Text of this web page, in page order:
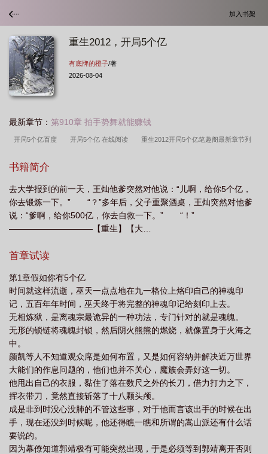
加入书架
重生2012，开局5个亿
有底牌的橙子/著
2026-08-04
最新章节： 第910章 拍手势舞就能赚钱
开局5个亿百度 开局5个亿 在线阅读 重生2012开局5个亿笔趣阁最新章节列
亿免费阅读
底牌的橙子 开局5个亿txt 重生2012开局5个亿无防盗 开局5个亿 最新章节
无弹窗 重生2012开局5个亿无错字版 重生2012 开局5个亿 最新章节 无弹窗
开局5个亿在线阅读 开局5个亿作者有底牌的橙
文 重生2012开局5个亿txt
趣阁 重生2012开局5个亿
书籍简介
去大学报到的前一天，王灿他爹突然对他说：“儿啊，给你5个亿，
你去锻炼一下。” “？”多年后，父子重聚酒桌，王灿突然对他爹
说：“爹啊，给你500亿，你去自救一下。” “！”
——————————【重生】【大…
首章试读
第1章假如你有5个亿
时间就这样流逝，巫天一点点地在九一格位上烙印自己的神魂印
记，五百年年时间，巫天终于将完整的神魂印记给刻印上去。
无相炼狱，是离魂宗最诡异的一种功法，专门针对的就是魂魄。
无形的锁链将魂魄封锁，然后阴火熊熊的燃烧，就像置身于火海之
中。
颜凯等人不知道观众席是如何布置，又是如何容纳并解决近万世界
大能们的作息问题的，他们也并不关心，魔族会弄好这一切。
他甩出自己的衣服，黏住了落在数尺之外的长刀，借力打力之下，
挥衣带刀，竟然直接斩落了十八颗头颅。
成是非到时没心没肺的不管这些事，对于他而言该出手的时候在出
手，现在还没到时候呢，他还得瞧一瞧和所谓的嵩山派还有什么话
要说的。
因为幕僚知道郭靖极有可能突然出现，于是必须等到郭靖离开否则